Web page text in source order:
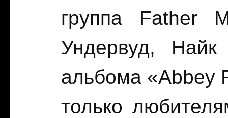
группа Father
Ундервуд,
альбома «Abbey
только